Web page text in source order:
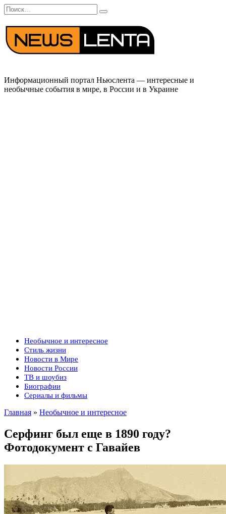
Перейти
к
содержанию
Search
for:
Информационный портал Ньюслента — интересные и
необычные события в мире, в России и в Украине
Необычное и интересное
Стиль жизни
Новости в Мире
Новости России
ТВ и шоубиз
Биографии
Сериалы и фильмы
Главная » Необычное и интересное
Серфинг был еще в 1890 году?
Фотодокумент с Гавайев